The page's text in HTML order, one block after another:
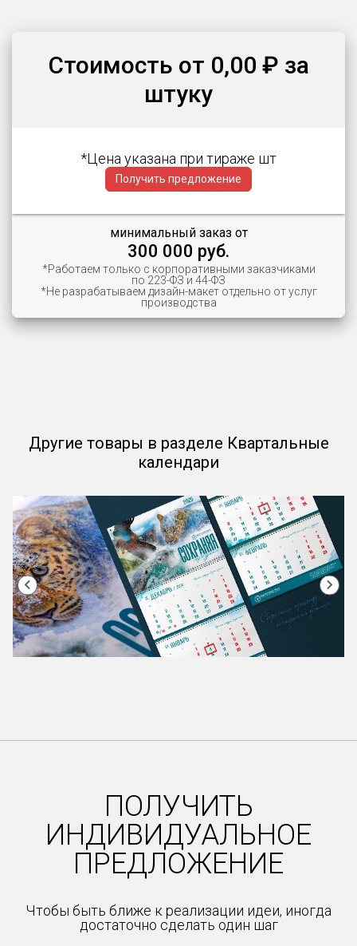
Стоимость от 0,00 ₽ за
штуку
*Цена указана при тираже шт
Получить предложение
минимальный заказ от
300 000 руб.
*Работаем только с корпоративными заказчиками
по 223-ФЗ и 44-ФЗ
*Не разрабатываем дизайн-макет отдельно от услуг
производства
Другие товары в разделе Квартальные
календари
ПОЛУЧИТЬ
ИНДИВИДУАЛЬНОЕ
ПРЕДЛОЖЕНИЕ
Чтобы быть ближе к реализации идеи, иногда
достаточно сделать один шаг